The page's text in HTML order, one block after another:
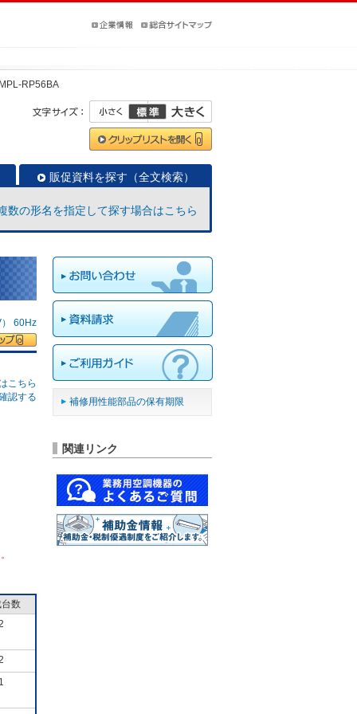
RP56BA
販促資料を探す（全文検索）
数の形名を指定して探す場合はこちら
60Hz
こちら
認する
数
補修用性能部品の保有期限
関連リンク